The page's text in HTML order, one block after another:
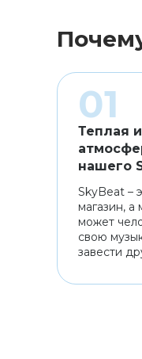
Теплая
нашего
SkyBeat –
магазин, а
может
свою
завести